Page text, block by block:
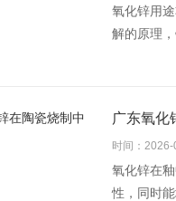
氧化锌用
解的原理
广东氧化
时间：2026-
氧化锌在
性，同时